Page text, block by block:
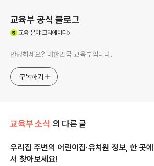
교육부 공식 블로그
교육분야 크리에이터
안녕하세요? 대한민국 교육부입니다.
구독하기
교육부 소식 의 다른 글
우리집 주변의 어린이집·유치원 정보, 한 곳에
서 찾아보세요!